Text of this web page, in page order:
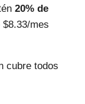
20% de
mes
cubre todos